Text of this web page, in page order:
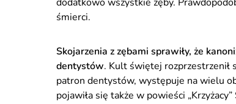
śmierci.
Skojarzenia z zębami sprawiły, że
dentystów. Kult świętej rozprzestrzenił
patron dentystów, występuje na wielu
pojawiła się także w powieści